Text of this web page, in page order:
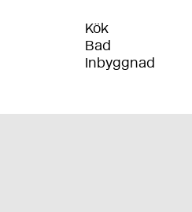
Kök
Bad
Inbyggnad